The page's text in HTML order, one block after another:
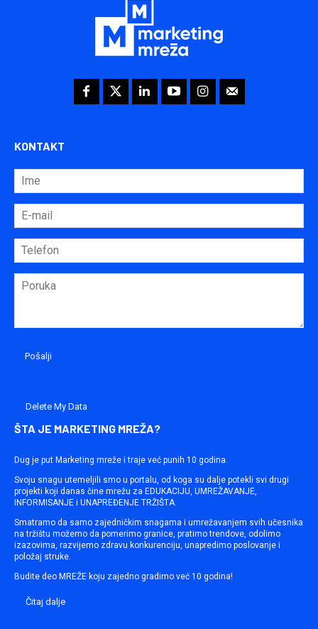
KONTAKT
Delete My Data
ŠTA JE MARKETING MREŽA?
Dug je put Marketing mreže i traje već punih 10 godina.
Svoju snagu utemeljili smo u portalu, od koga su dalje potekli svi drugi
projekti koji danas čine mrežu za EDUKACIJU, UMREŽAVANJE,
INFORMISANJE i UNAPREĐENJE TRŽIŠTA.
Smatramo da samo zajedničkim snagama i umrežavanjem svih učesnika
na tržištu možemo da pomerimo granice, pratimo trendove, odolimo
izazovima, razvijemo zdravu konkurenciju, unapredimo poslovanje i
položaj struke.
Budite deo MREŽE koju zajedno gradimo već 10 godina!
Čitaj dalje